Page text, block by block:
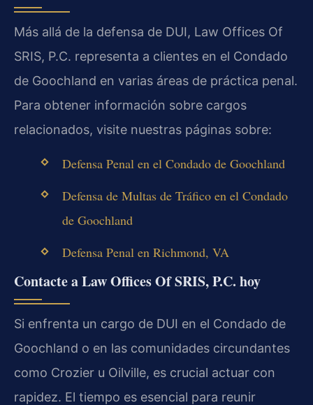
Más allá de la defensa de DUI, Law Offices Of
SRIS, P.C. representa a clientes en el Condado
de Goochland en varias áreas de práctica penal.
Para obtener información sobre cargos
relacionados, visite nuestras páginas sobre:
Defensa Penal en el Condado de Goochland
Defensa de Multas de Tráfico en el Condado
de Goochland
Defensa Penal en Richmond, VA
Contacte a Law Offices Of SRIS, P.C. hoy
Si enfrenta un cargo de DUI en el Condado de
Goochland o en las comunidades circundantes
como Crozier u Oilville, es crucial actuar con
rapidez. El tiempo es esencial para reunir